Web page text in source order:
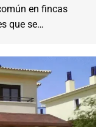
en fincas
que se…